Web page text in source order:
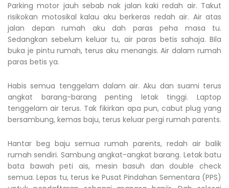
Parking motor jauh sebab nak jalan kaki redah air. Takut
risikokan motosikal kalau aku berkeras redah air. Air atas
jalan depan rumah aku dah paras peha masa tu.
Sedangkan sebelum keluar tu, air paras betis sahaja. Bila
buka je pintu rumah, terus aku menangis. Air dalam rumah
paras betis ya.
Habis semua tenggelam dalam air. Aku dan suami terus
angkat barang-barang penting letak tinggi. Laptop
tenggelam air terus. Tak fikirkan apa pun, cabut plug yang
bersambung, kemas baju, terus keluar pergi rumah parents.
Hantar beg baju semua rumah parents, redah air balik
rumah sendiri. Sambung angkat-angkat barang. Letak batu
bata bawah peti ais, mesin basuh dan double check
semua. Lepas tu, terus ke Pusat Pindahan Sementara (PPS)